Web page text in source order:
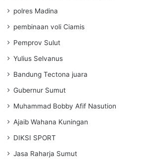
polres Madina
pembinaan voli Ciamis
Pemprov Sulut
Yulius Selvanus
Bandung Tectona juara
Gubernur Sumut
Muhammad Bobby Afif Nasution
Ajaib Wahana Kuningan
DIKSI SPORT
Jasa Raharja Sumut